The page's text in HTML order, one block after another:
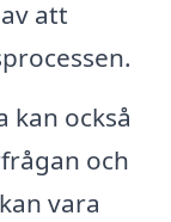
att
kan också
och
vara